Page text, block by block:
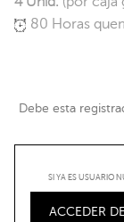
80 Horas
Debe esta
SI YA ES USUARIO
ACCEDER